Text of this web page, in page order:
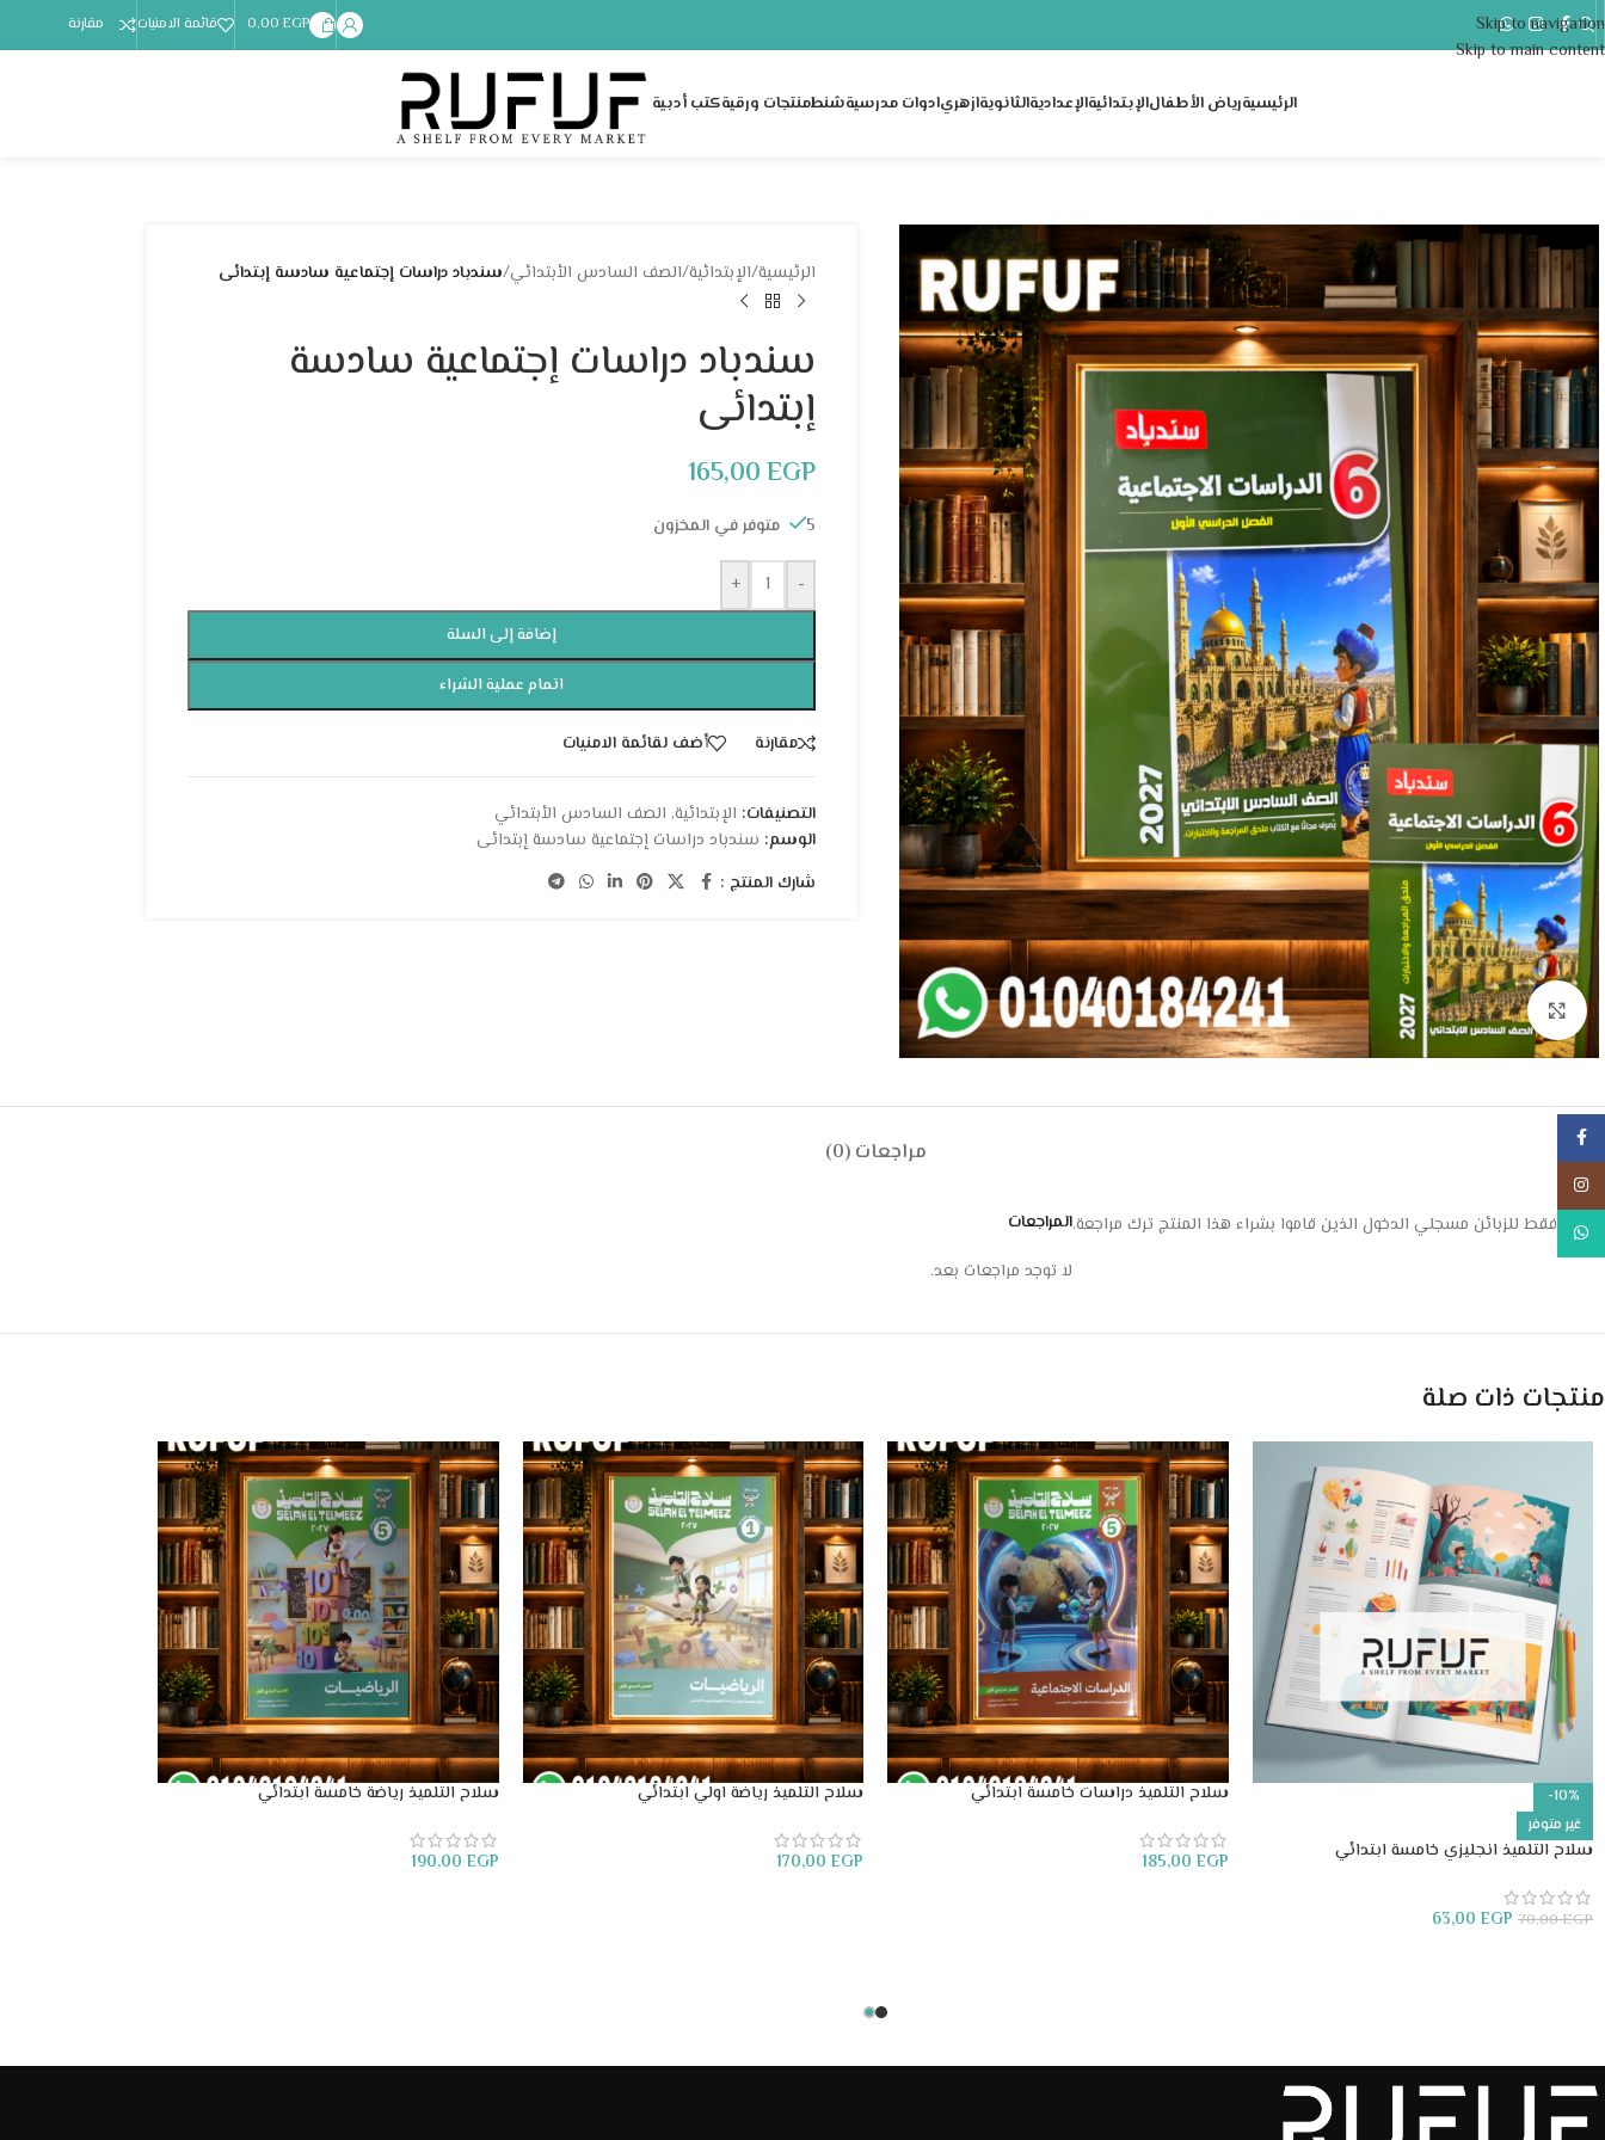
Skip to navigation
Skip to main content
..
0,00EGP قائمة الامنيات مقارنة
الرئيسيةرياض الأطفالالإبتدائيةالإعداديةالثانويةازهريادوات مدرسيةشنطمنتجات ورقيةكتب أدبية
Click to enlarge
الرئيسية/الإبتدائية/الصف السادس الأبتدائي/سندباد دراسات إجتماعية سادسة إبتدائى
سندباد دراسات إجتماعية سادسة
إبتدائى
165,00EGP
5 متوفر في المخزون
-
+
إضافة إلى السلة
اتمام عملية الشراء
مقارنة أضف لقائمة الامنيات
التصنيفات: الإبتدائية, الصف السادس الأبتدائي
الوسم: سندباد دراسات إجتماعية سادسة إبتدائى
شارك المنتج :
مراجعات (0)
المراجعات
لا توجد مراجعات بعد.
يسمح فقط للزبائن مسجلي الدخول الذين قاموا بشراء هذا المنتج ترك مراجعة.
منتجات ذات صلة
-10%
غير متوفر
سلاح التلميذ انجليزي خامسة ابتدائي
70,00EGP
63,00 EGP
سلاح التلميذ دراسات خامسة ابتدائي
185,00 EGP
سلاح التلميذ رياضة اولي ابتدائي
170,00 EGP
سلاح التلميذ رياضة خامسة ابتدائي
190,00 EGP
WhatsApp